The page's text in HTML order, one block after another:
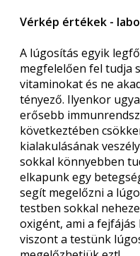
Vérkép értékek -
A lúgosítás egyik
megfelelően fel tudja
vitaminokat és ne
tényező. Ilyenkor
erősebb
következtében
kialakulásának
sokkal könnyebben
elkapunk egy
segít megelőzni a
testben sokkal
oxigént, ami a
viszont a testünk